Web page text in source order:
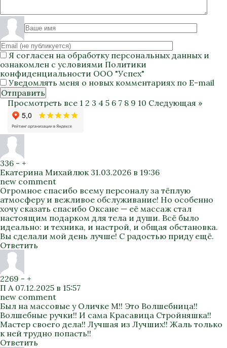
Я согласен на обработку персональных данныхи
ознакомлен с условиями Политики
конфиденциальности ООО "Успех"
Уведомлять меня о новых комментариях по E-mail
Отправить
Просмотреть все 1 2 3 4 5 6 7 8 9 10 Следующая »
336 - +
Екатерина Михайлюк 31.03.2026 в 19:36
new comment
Огромное спасибо всему персоналу за тёплую
атмосферу и вежливое обслуживание! Но особенно
хочу сказать спасибо Оксане — её массаж стал
настоящим подарком для тела и души. Всё было
идеально: и техника, и настрой, и общая обстановка.
Вы сделали мой день лучше! С радостью приду ещё.
Ответить
2269 - +
П А 07.12.2025 в 15:57
new comment
Был на массовые у Оличке М!! Это Волшебница!!
Волшебные ручки!! И сама Красавица Стройняшка!!
Мастер своего дела!! Лучшая из Лучших!! Жаль только
к ней трудно попасть!!
Ответить